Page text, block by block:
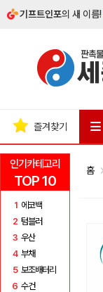
기프트인포의 새 이름!
인기카테고리
TOP 10
1 에코백
2 텀블러
3 우산
4 부채
5 보조배터리
6 수건
즐겨찾기
홈